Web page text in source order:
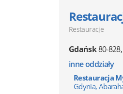
Restauracje
Gdańsk80-828,
inne oddziały
Restauracja
Gdynia,